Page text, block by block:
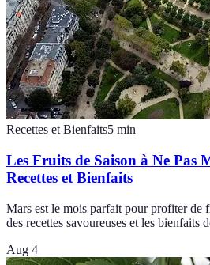
Recettes et Bienfaits5 min
Les Fruits de Saison à Ne Pas
Recettes et Bienfaits
Mars est le mois parfait pour profiter de
des recettes savoureuses et les bienfaits
Aug 4